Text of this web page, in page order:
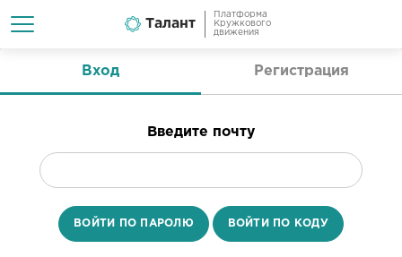
Талант
Платформа
Кружкового
движения
Вход Регистрация
Введите почту
ВОЙТИ ПО ПАРОЛЮ ВОЙТИ ПО КОДУ